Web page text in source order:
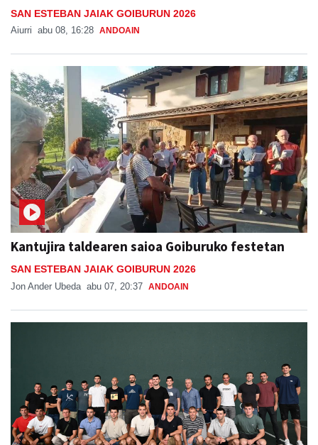
SAN ESTEBAN JAIAK GOIBURUN 2026
Aiurri abu 08, 16:28 ANDOAIN
Kantujira taldearen saioa Goiburuko festetan
SAN ESTEBAN JAIAK GOIBURUN 2026
Jon Ander Ubeda abu 07, 20:37 ANDOAIN